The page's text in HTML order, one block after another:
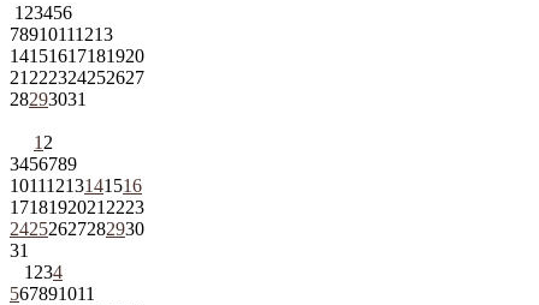
1 23456
78910111213
14151617181920
21 222324252627
28293031
1 2
3456789
10111213141516
1718192021 2223
24252627282930
31
1 234
567891011